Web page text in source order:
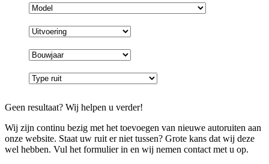
Geen resultaat? Wij helpen u verder!
Wij zijn continu bezig met het toevoegen van nieuwe autoruiten aan
onze website. Staat uw ruit er niet tussen? Grote kans dat wij deze
wel hebben. Vul het formulier in en wij nemen contact met u op.